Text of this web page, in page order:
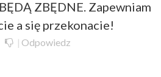
ZBĘDNE. Zapewniam
a się przekonacie!
| Odpowiedz